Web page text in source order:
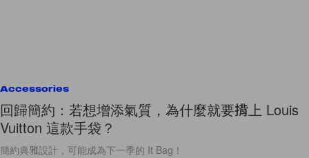
Accessories
回歸簡約：若想增添氣質，為什麼就要揹上 Louis
Vuitton 這款手袋？
簡約典雅設計，可能成為下一季的 It Bag！